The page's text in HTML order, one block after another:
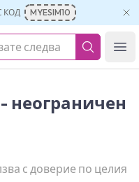
КОД MYESIM10
неограничен
с доверие по целия